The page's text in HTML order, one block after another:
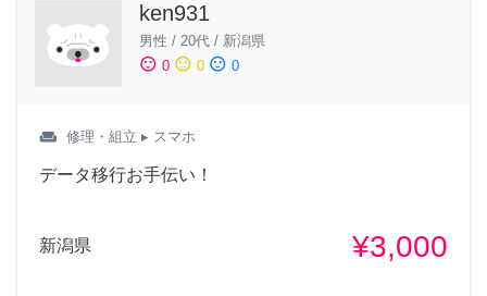
ken931
男性 / 20代 / 新潟県
sentiment_satisfied 0 sentiment_neutral 0 sentiment_dissatisfied 0
weekend 修理・組立 ▸ スマホ
データ移行お手伝い！
新潟県 ¥3,000